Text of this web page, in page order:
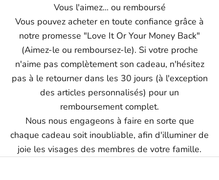
Vous l'aimez... ou remboursé
Vous pouvez acheter en toute confiance grâce à
notre promesse "Love It Or Your Money Back"
(Aimez-le ou remboursez-le). Si votre proche
n'aime pas complètement son cadeau, n'hésitez
pas à le retourner dans les 30 jours (à l'exception
des articles personnalisés) pour un
remboursement complet.
Nous nous engageons à faire en sorte que
chaque cadeau soit inoubliable, afin d'illuminer de
joie les visages des membres de votre famille.